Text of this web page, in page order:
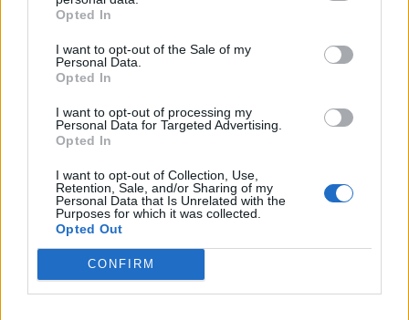
Opted In
I want to opt-out of the Sale of my
Personal Data.
Opted In
I want to opt-out of processing my
Personal Data for Targeted Advertising.
Opted In
I want to opt-out of Collection, Use,
Retention, Sale, and/or Sharing of my
Personal Data that Is Unrelated with the
Purposes for which it was collected.
Opted Out
CONFIRM
Vispa äggvita i en annan bunke. Vispa till ett skum, och
tills äggvitan bildar ett fast skum med mjuka toppar.
Blanda ner äggulan i äggvita.
ner i äggsmeten. Tillsätt olja, mjölk och vänd försiktig
med en slickepott till en klumpfri smet.
10-12 minuter. Ta ut och låt svalna helt.
Fyllning: Vispa vispgrädde, färskost, vaniljsocker och
florsocker i en bunken. Vispa till en fast och krämig
konsistens. Lägg hälften av fyllningen i en annan bunken
och vispa in nutella.
Montera tårtan: Dela kakan i tre lika delar, från